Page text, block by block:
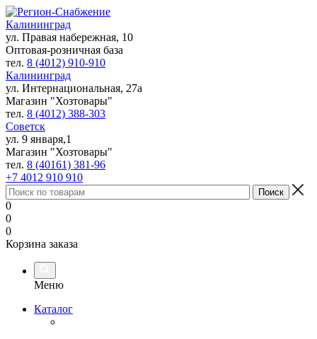
Калининград
ул. Правая набережная, 10
Оптовая-розничная база
тел. 8 (4012) 910-910
Калининград
ул. Интернациональная, 27а
Магазин "Хозтовары"
тел. 8 (4012) 388-303
Советск
ул. 9 января,1
Магазин "Хозтовары"
тел. 8 (40161) 381-96
+7 4012 910 910
0
0
0
Корзина заказа
Меню
Каталог